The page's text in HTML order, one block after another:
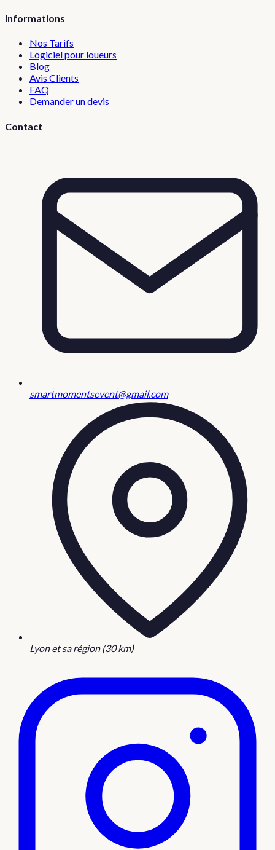
Informations
Nos Tarifs
Logiciel pour loueurs
Blog
Avis Clients
FAQ
Demander un devis
Contact
smartmomentsevent@gmail.com
Lyon et sa région (30 km)